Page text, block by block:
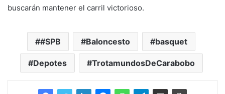
buscarán mantener el carril victorioso.
#SPB Baloncesto basquet
Depotes TrotamundosDeCarabobo